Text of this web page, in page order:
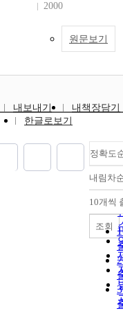
2000
원문보기
내보내기
내책장담기
한글로보기
정확도
내림차
10개씩
조회